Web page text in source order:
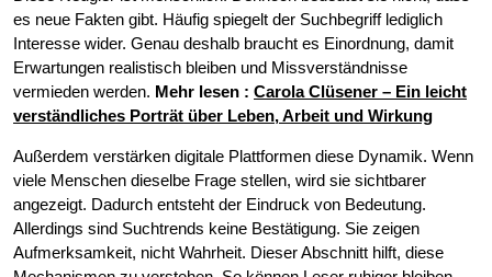
es neue Fakten gibt. Häufig spiegelt der Suchbegriff lediglich
Interesse wider. Genau deshalb braucht es Einordnung, damit
Erwartungen realistisch bleiben und Missverständnisse
vermieden werden. Mehr lesen : Carola Clüsener – Ein leicht
verständliches Porträt über Leben, Arbeit und Wirkung
Außerdem verstärken digitale Plattformen diese Dynamik. Wenn
viele Menschen dieselbe Frage stellen, wird sie sichtbarer
angezeigt. Dadurch entsteht der Eindruck von Bedeutung.
Allerdings sind Suchtrends keine Bestätigung. Sie zeigen
Aufmerksamkeit, nicht Wahrheit. Dieser Abschnitt hilft, diese